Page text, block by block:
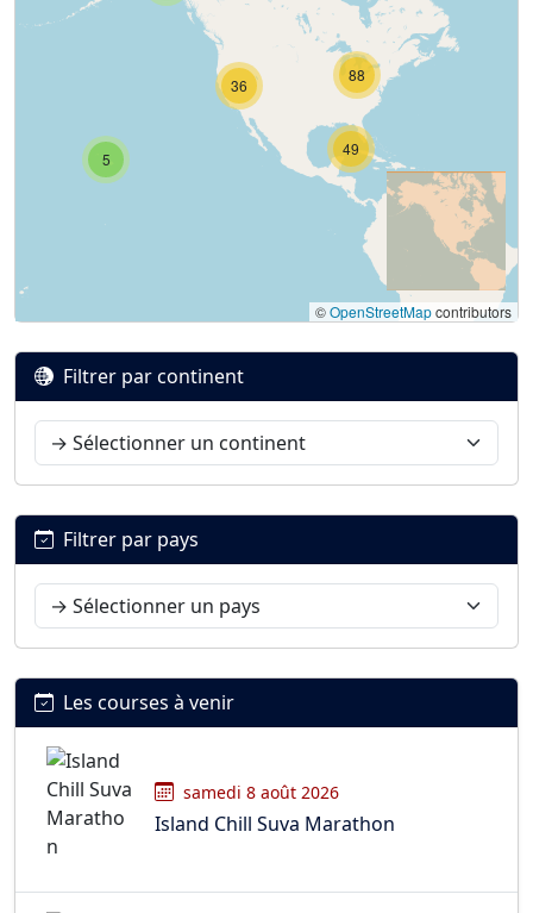
5
36
49
88
©OpenStreetMapcontributors
Filtrer par continent
Filtrer par pays
Les courses à venir
samedi 8 août 2026
Island Chill Suva Marathon